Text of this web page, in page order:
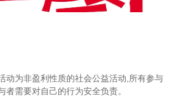
动为非盈利性质的社会公益活动,所有参与
者需要对自己的行为安全负责。